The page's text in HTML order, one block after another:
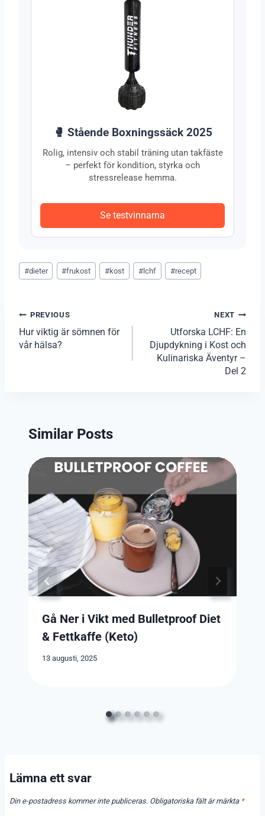
🥊 Stående Boxningssäck 2025
Rolig, intensiv och stabil träning utan takfäste
– perfekt för kondition, styrka och
stressrelease hemma.
Se testvinnarna
Post
Tags:
#dieter #frukost #kost #lchf #recept
Inläggsnavigering
PREVIOUS
Hur viktig är sömnen för
vår hälsa?
NEXT
Utforska LCHF: En
Djupdykning i Kost och
Kulinariska Äventyr –
Del 2
Similar Posts
Gå Ner i Vikt med Bulletproof Diet
& Fettkaffe (Keto)
13 augusti, 2025
Lämna ett svar
Din e-postadress kommer inte publiceras. Obligatoriska fält är märkta *